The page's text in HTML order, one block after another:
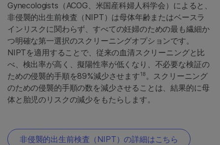
Gynecologists（ACOG、米国産科婦人科学会）によると、
非侵襲的出生前検査（NIPT）は母体年齢またはベースラ
インリスクに関わらず、すべての妊婦のための最も繊細か
つ明確な第一選択のスクリーニングオプションです。
NIPTを適用することで、従来の血清スクリーニングと比
べ、検出率が高く、擬陽性率が低くなり、不必要な検証の
ための侵襲的手順を89%減少させます18。スクリーニング
のための侵襲的手順の数を減少させることは、結果的に母
体と胎児のリスクの減少をもたらします。
非侵襲的出生前検査（NIPT）の詳細はこちら